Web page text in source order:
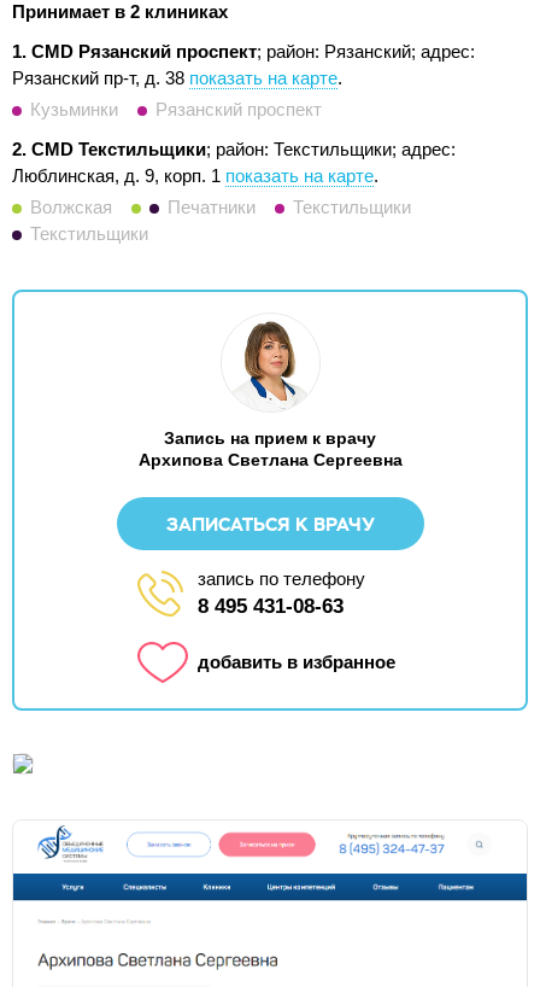
Принимает в 2 клиниках
1. CMD Рязанский проспект; район: Рязанский; адрес:
Рязанский пр-т, д. 38 показать на карте.
Кузьминки
Рязанский проспект
2. CMD Текстильщики; район: Текстильщики; адрес:
Люблинская, д. 9, корп. 1 показать на карте.
Волжская
Печатники
Текстильщики
Текстильщики
Запись на прием к врачу
Архипова Светлана Сергеевна
ЗАПИСАТЬСЯ К ВРАЧУ
запись по телефону
8 495 431-08-63
добавить в избранное